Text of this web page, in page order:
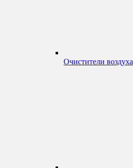
Очистители воздуха